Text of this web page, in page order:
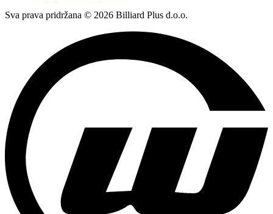
Sva prava pridržana © 2026 Billiard Plus d.o.o.